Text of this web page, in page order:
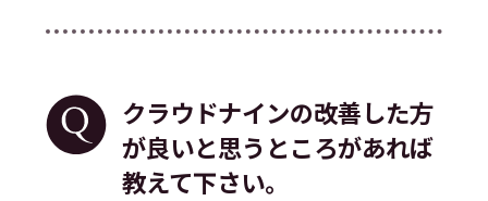
クラウドナインの改善した方
が良いと思うところがあれば
教えて下さい。